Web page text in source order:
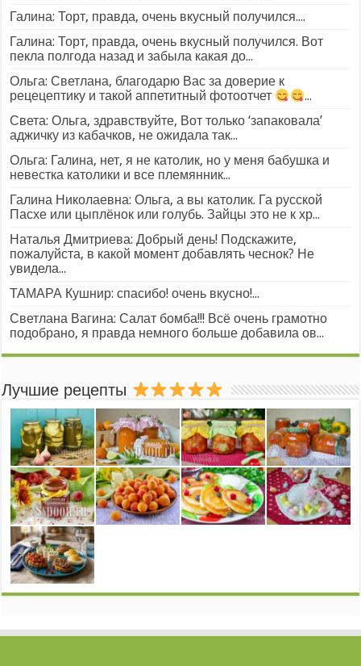
Галина: Торт, правда, очень вкусный получился....
Галина: Торт, правда, очень вкусный получился. Вот
пекла полгода назад и забыла какая до...
Ольга: Светлана, благодарю Вас за доверие к
рецецептику и такой аппетитный фотоотчет
...
Света: Ольга, здравствуйте, Вот только ‘запаковала’
аджичку из кабачков, не ожидала так...
Ольга: Галина, нет, я не католик, но у меня бабушка и
невестка католики и все племянник...
Галина Николаевна: Ольга, а вы католик. Га русской
Пасхе или цыплёнок или голубь. Зайцы это не к хр...
Наталья Дмитриева: Добрый день! Подскажите,
пожалуйста, в какой момент добавлять чеснок? Не
увидела...
ТАМАРА Кушнир: спасибо! очень вкусно!...
Светлана Вагина: Салат бомба!!! Всё очень грамотно
подобрано, я правда немного больше добавила ов...
Лучшие рецепты